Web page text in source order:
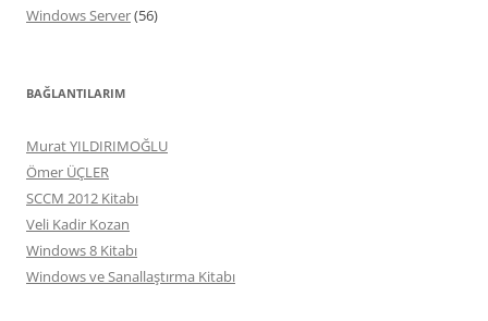
Windows Server(56)
BAĞLANTILARIM
Murat YILDIRIMOĞLU
Ömer ÜÇLER
SCCM 2012 Kitabı
Veli Kadir Kozan
Windows 8 Kitabı
Windows ve Sanallaştırma Kitabı